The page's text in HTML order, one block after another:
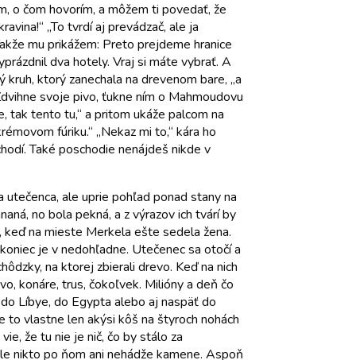
o čom hovorím, a môžem ti povedať, že
„To tvrdí aj prevádzač, ale ja
mu prikážem: Preto prejdeme hranice
dva hotely. Vraj si máte vybrať. A
ktorý zanechala na drevenom bare, „a
svoje pivo, ťukne ním o Mahmoudovu
tak tento tu,“ a pritom ukáže palcom na
fúriku.“ „Nekaz mi to,“ kára ho
Také poschodie nenájdeš nikde v
ale uprie pohľad ponad stany na
no bola pekná, a z výrazov ich tvárí by
na mieste Merkela ešte sedela žena.
je v nedohľadne. Utečenec sa otočí a
na ktorej zbierali drevo. Keď na nich
konáre, trus, čokoľvek. Milióny a deň čo
Líbye, do Egypta alebo aj naspäť do
to vlastne len akýsi kôš na štyroch nohách
že tu nie je nič, čo by stálo za
nikto po ňom ani nehádže kamene. Aspoň